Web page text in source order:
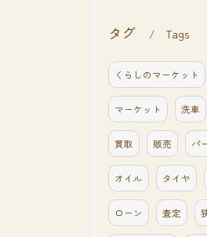
タグ Tags
くらしのマーケット
マーケット 洗車
買取 販売 パ
オイル タイヤ
ローン 査定